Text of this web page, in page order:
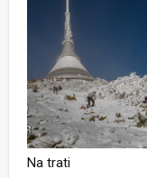
Na trati